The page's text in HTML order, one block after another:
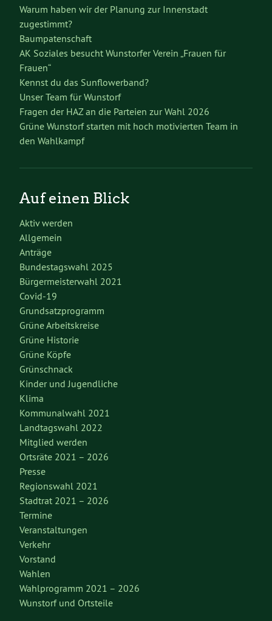
Warum haben wir der Planung zur Innenstadt
zugestimmt?
Baumpatenschaft
AK Soziales besucht Wunstorfer Verein „Frauen für
Frauen“
Kennst du das Sunflowerband?
Unser Team für Wunstorf
Fragen der HAZ an die Parteien zur Wahl 2026
Grüne Wunstorf starten mit hoch motivierten Team in
den Wahlkampf
Auf einen Blick
Aktiv werden
Allgemein
Anträge
Bundestagswahl 2025
Bürgermeisterwahl 2021
Covid-19
Grundsatzprogramm
Grüne Arbeitskreise
Grüne Historie
Grüne Köpfe
Grünschnack
Kinder und Jugendliche
Klima
Kommunalwahl 2021
Landtagswahl 2022
Mitglied werden
Ortsräte 2021 – 2026
Presse
Regionswahl 2021
Stadtrat 2021 – 2026
Termine
Veranstaltungen
Verkehr
Vorstand
Wahlen
Wahlprogramm 2021 – 2026
Wunstorf und Ortsteile